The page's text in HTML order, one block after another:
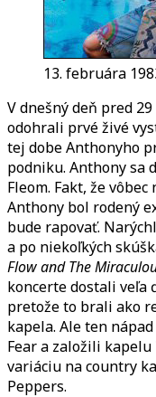
13. februára
V dnešný deň pred
odohrali prvé živé
tej dobe Anthonyho
podniku. Anthony sa
Fleom. Fakt, že
Anthony bol rodený
bude rapovať.
a po niekoľkých
Flow and The
koncerte dostali veľa
pretože to brali ako
kapela. Ale ten
Fear a založili kapelu
variáciu na country
Peppers.